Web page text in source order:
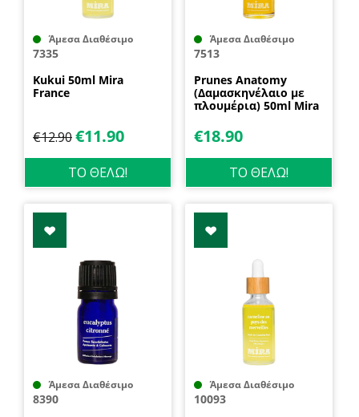
Άμεσα Διαθέσιμο
7335
Kukui 50ml Mira
France
€12.90€11.90
ΤΟ ΘΕΛΩ!
Άμεσα Διαθέσιμο
7513
Prunes Anatomy
(Δαμασκηνέλαιο με
πλουμέρια) 50ml Mira
€18.90
ΤΟ ΘΕΛΩ!
Άμεσα Διαθέσιμο
8390
Άμεσα Διαθέσιμο
10093